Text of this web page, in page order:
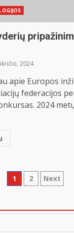
2024
apie Europos
federacijos
2024
Įrašų
1 2 Next